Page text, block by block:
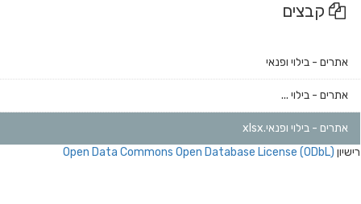
קבצים
אתרים - בילוי ופנאי
אתרים - בילוי ...
אתרים - בילוי ופנאי.xlsx
רישיון Open Data Commons Open Database License (ODbL)